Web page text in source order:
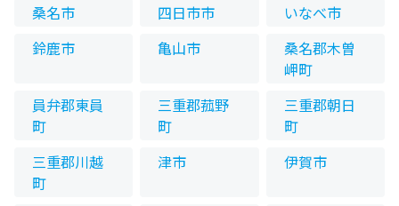
桑名市 四日市市
いなべ市
鈴鹿市
亀山市
桑名郡木曽
岬町
員弁郡東員
町
三重郡菰野
町
三重郡朝日
町
三重郡川越
町
津市 伊賀市